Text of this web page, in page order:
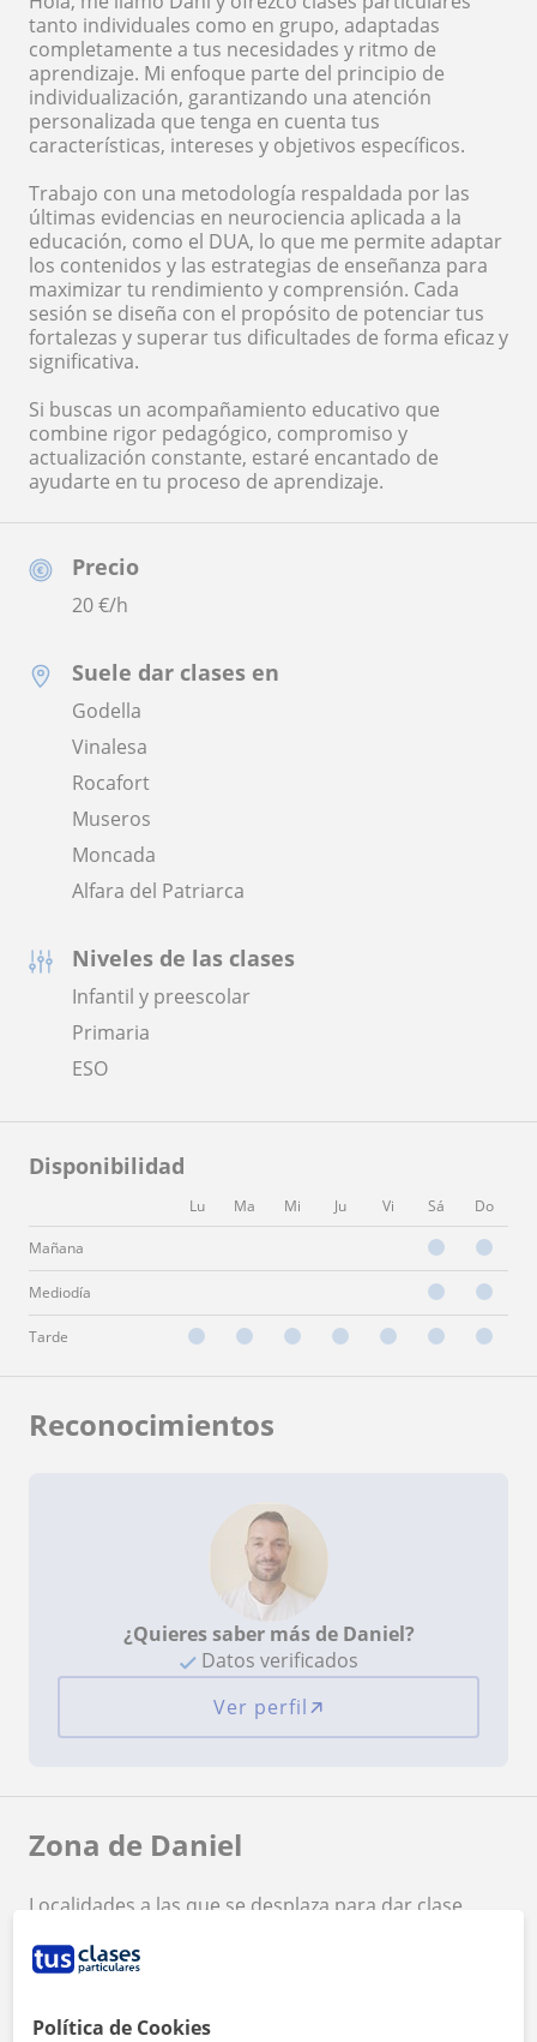
Precio
20€/h
Suele dar clases en
Godella
Vinalesa
Rocafort
Museros
Moncada
Alfara del Patriarca
Niveles de las clases
Infantil y preescolar
Primaria
ESO
Disponibilidad
Lu Ma Mi Ju Vi Sá Do
Mañana
Mediodía
Tarde
tanto individuales como en grupo, adaptadas
completamente a tus necesidades y ritmo de
aprendizaje. Mi enfoque parte del principio de
individualización, garantizando una atención
personalizada que tenga en cuenta tus
características, intereses y objetivos específicos.
Trabajo con una metodología respaldada por las
últimas evidencias en neurociencia aplicada a la
educación, como el DUA, lo que me permite adaptar
los contenidos y las estrategias de enseñanza para
maximizar tu rendimiento y comprensión. Cada
sesión se diseña con el propósito de potenciar tus
fortalezas y superar tus dificultades de forma eficaz y
significativa.
Si buscas un acompañamiento educativo que
combine rigor pedagógico, compromiso y
actualización constante, estaré encantado de
ayudarte en tu proceso de aprendizaje.
Reconocimientos
¿Quieres saber más de Daniel?
Datos verificados
Ver perfil
Zona de Daniel
Localidades a las que se desplaza para dar clase
Godella
Política de Cookies